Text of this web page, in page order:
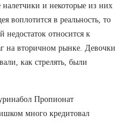
налетчики и некоторые из них
воплотится в реальность, то
недостаток относится к
на вторичном рынке. Девочки
как стрелять, были
Пропионат
много кредитовал